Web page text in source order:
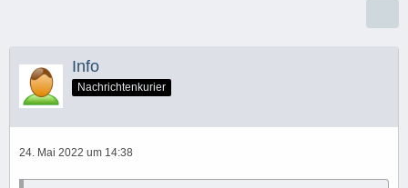
Info
Nachrichtenkurier
24. Mai 2022 um 14:38